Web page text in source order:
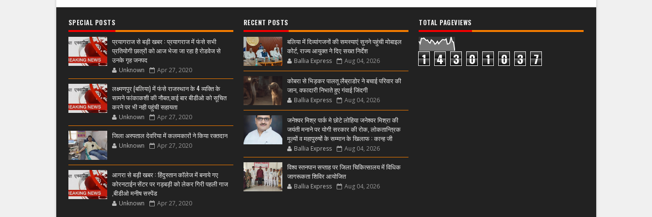
SPECIAL POSTS
प्रयागराज से बड़ी खबर : प्रयागराज में फंसे सभी
प्रतियोगी छात्रों को आज भेजा जा रहा है रोडवेज से
उनके गृह जनपद
Unknown Apr 27, 2020
लक्ष्मणपुर (बलिया) में फंसे राजस्थान के 4 व्यक्ति के
सामने फांकाकशी की नौबत,कई बार बीडीओ को सूचित
करने पर भी नही पहुंची सहायता
Unknown Apr 27, 2020
जिला अस्पताल देवरिया में कलमकारों ने किया रक्तदान
Unknown Apr 27, 2020
आगरा से बड़ी खबर : हिंदुस्तान कॉलेज में बनाये गए
कोरनटाईन सेंटर पर गड़बड़ी को लेकर गिरी पहली गाज
,बीडीओ मनीष सस्पेंड
Unknown Apr 27, 2020
RECENT POSTS
बलिया में दिव्यांगजनों की समस्याएं सुनने पहुंची मोबाइल
कोर्ट, राज्य आयुक्त ने दिए सख्त निर्देश
Ballia Express Aug 04, 2026
कोबरा से भिड़कर पालतू लैब्राडोर ने बचाई परिवार की
जान, वफादारी निभाते हुए गंवाई जिंदगी
Ballia Express Aug 04, 2026
जनेश्वर मिश्र पार्क मे छोटे लोहिया जनेश्वर मिश्रा की
जयंती मनाने पर योगी सरकार की रोक, लोकतान्त्रिक
मूल्यों व महापुरुषों के सम्मान के खिलाफ : कान्ह जी
Ballia Express Aug 04, 2026
विश्व स्तनपान सप्ताह पर जिला चिकित्सालय में विधिक
जागरूकता शिविर आयोजित
Ballia Express Aug 04, 2026
TOTAL PAGEVIEWS
1 4 3 0 1 0 3 7